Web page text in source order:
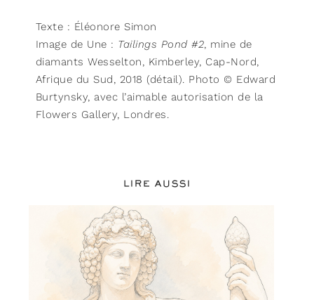
Texte : Éléonore Simon
Image de Une : Tailings Pond #2, mine de
diamants Wesselton, Kimberley, Cap-Nord,
Afrique du Sud, 2018 (détail). Photo © Edward
Burtynsky, avec l’aimable autorisation de la
Flowers Gallery, Londres.
LIRE AUSSI